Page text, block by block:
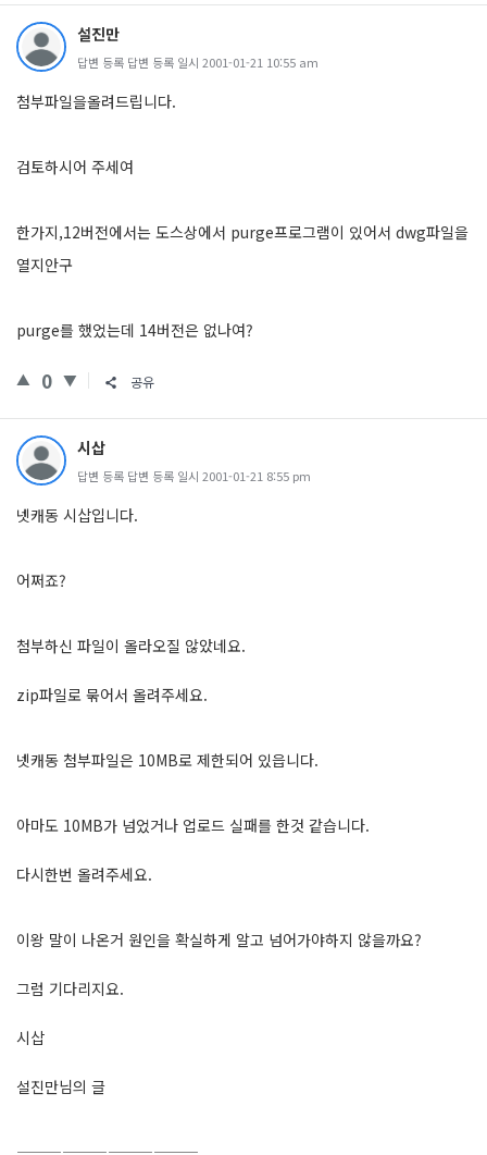
설진만
답변 등록 답변 등록 일시 2001-01-21 10:55 am
첨부파일을올려드립니다.
검토하시어 주세여
한가지,12버전에서는 도스상에서 purge프로그램이 있어서 dwg파일을
열지안구
purge를 했었는데 14버전은 없나여?
0 공유
시삽
답변 등록 답변 등록 일시 2001-01-21 8:55 pm
넷캐동 시삽입니다.
어쩌죠?
첨부하신 파일이 올라오질 않았네요.
zip파일로 묶어서 올려주세요.
넷캐동 첨부파일은 10MB로 제한되어 있읍니다.
아마도 10MB가 넘었거나 업로드 실패를 한것 같습니다.
다시한번 올려주세요.
이왕 말이 나온거 원인을 확실하게 알고 넘어가야하지 않을까요?
그럼 기다리지요.
시삽
설진만님의 글